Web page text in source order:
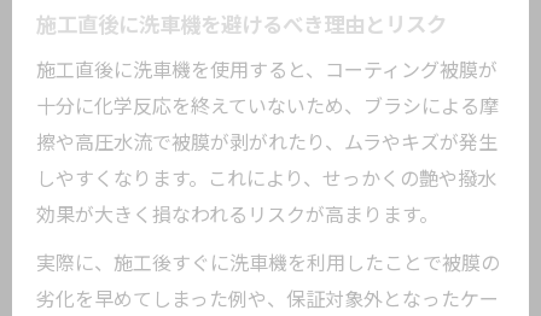
施工直後に洗車機を避けるべき理由とリスク
施工直後に洗車機を使用すると、コーティング被膜が
十分に化学反応を終えていないため、ブラシによる摩
擦や高圧水流で被膜が剥がれたり、ムラやキズが発生
しやすくなります。これにより、せっかくの艶や撥水
効果が大きく損なわれるリスクが高まります。
実際に、施工後すぐに洗車機を利用したことで被膜の
劣化を早めてしまった例や、保証対象外となったケー